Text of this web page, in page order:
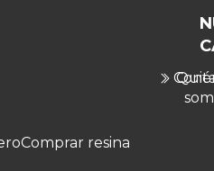
Comprar resina